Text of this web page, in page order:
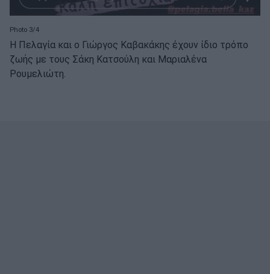
Photo 3/4
Η Πελαγία και ο Γιώργος Καβακάκης έχουν ίδιο τρόπο
ζωής με τους Σάκη Κατσούλη και Μαριαλένα
Ρουμελιώτη.